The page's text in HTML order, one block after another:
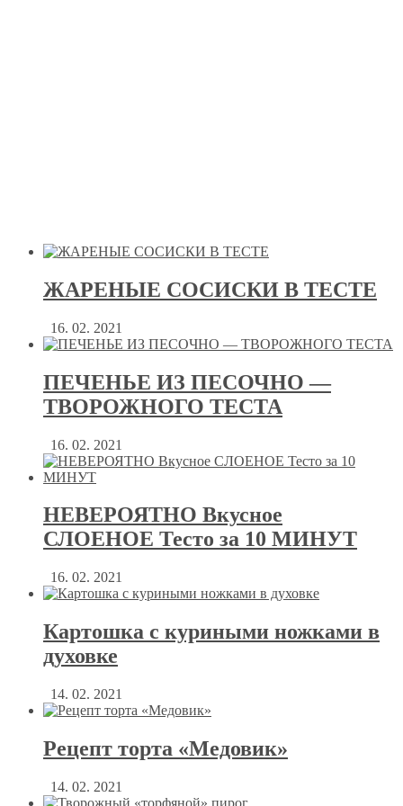
ЖАРЕНЫЕ СОСИСКИ В ТЕСТЕ
16. 02. 2021
ПЕЧЕНЬЕ ИЗ ПЕСОЧНО —
ТВОРОЖНОГО ТЕСТА
16. 02. 2021
НЕВЕРОЯТНО Вкусное
СЛОЕНОЕ Тесто за 10 МИНУТ
16. 02. 2021
Картошка с куриными ножками в
духовке
14. 02. 2021
Рецепт торта «Медовик»
14. 02. 2021